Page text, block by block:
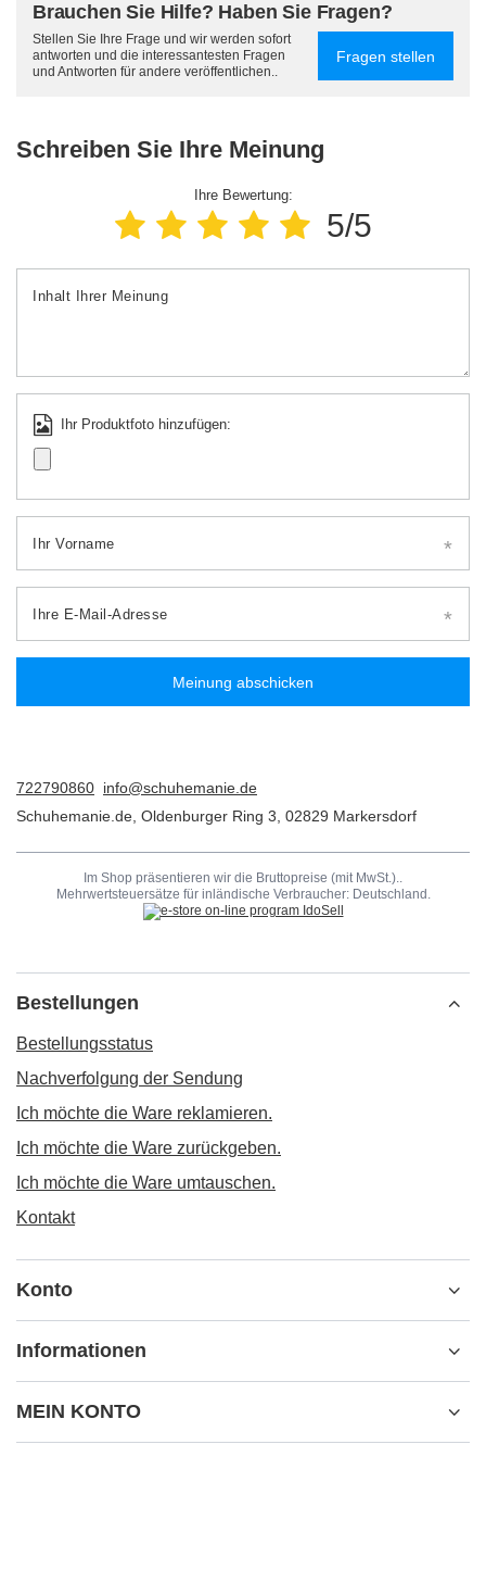
Brauchen Sie Hilfe? Haben Sie Fragen?
Stellen Sie Ihre Frage und wir werden sofort
antworten und die interessantesten Fragen
und Antworten für andere veröffentlichen..
Fragen stellen
Schreiben Sie Ihre Meinung
Ihre Bewertung:
5/5
Inhalt Ihrer Meinung
Ihr Produktfoto hinzufügen:
Ihr Vorname
Ihre E-Mail-Adresse
Meinung abschicken
722790860 info@schuhemanie.de
Schuhemanie.de Oldenburger Ring 3 02829 Markersdorf
Im Shop präsentieren wir die Bruttopreise (mit MwSt.)..
Mehrwertsteuersätze für inländische Verbraucher: Deutschland .
Bestellungen
Bestellungsstatus
Nachverfolgung der Sendung
Ich möchte die Ware reklamieren.
Ich möchte die Ware zurückgeben.
Ich möchte die Ware umtauschen.
Kontakt
Konto
Informationen
MEIN KONTO